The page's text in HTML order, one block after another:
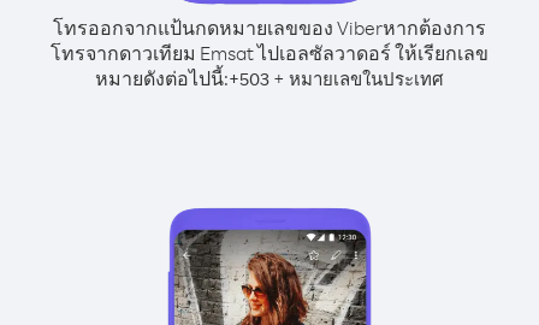
โทรออกจากแป้นกดหมายเลขของ Viberหากต้องการ
โทรจากดาวเทียม Emsat ไปเอลซัลวาดอร์ ให้เรียกเลข
หมายดังต่อไปนี้:+503 + หมายเลขในประเทศ